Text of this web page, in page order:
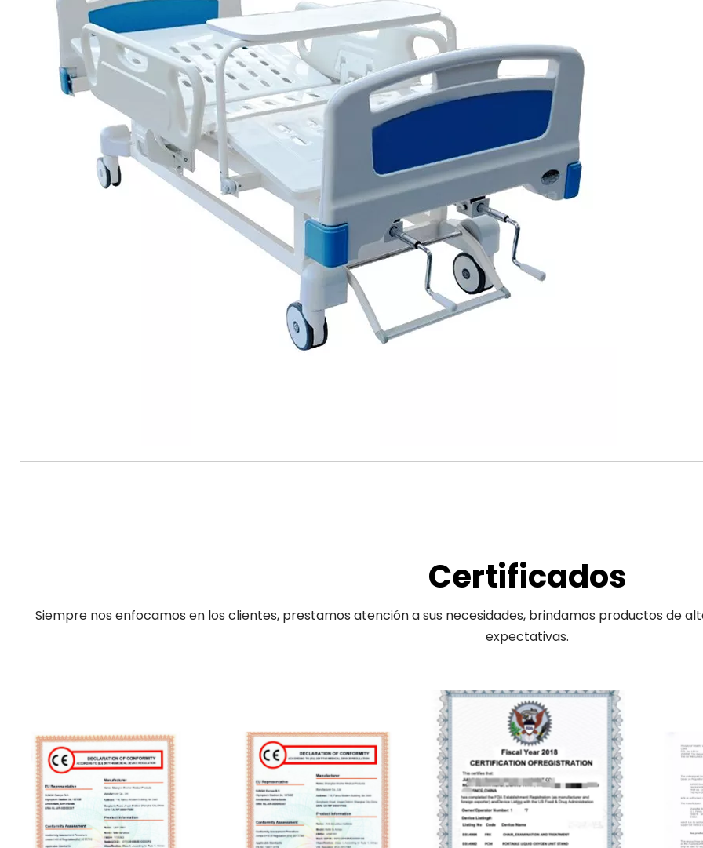
Certificados
Siempre nos enfocamos en los clientes, prestamos atención a sus necesidades, brindamos productos de
expectativas.